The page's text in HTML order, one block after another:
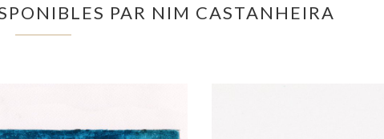
PAR NIM CASTANHEIRA